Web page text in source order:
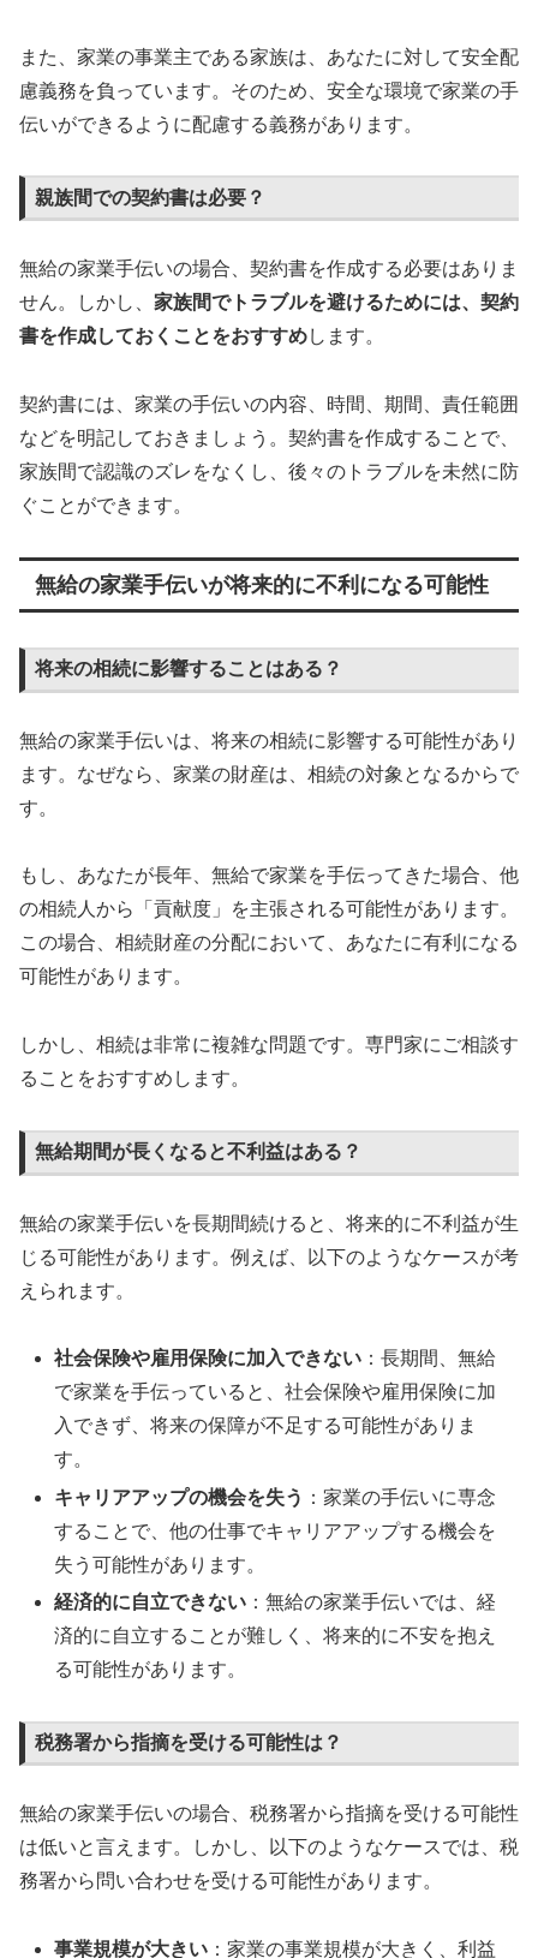
また、家業の事業主である家族は、あなたに対して安全配
慮義務を負っています。そのため、安全な環境で家業の手
伝いができるように配慮する義務があります。
親族間での契約書は必要？
無給の家業手伝いの場合、契約書を作成する必要はありま
せん。しかし、 家族間でトラブルを避けるためには、契約
書を作成しておくことをおすすめします。
契約書には、家業の手伝いの内容、時間、期間、責任範囲
などを明記しておきましょう。契約書を作成することで、
家族間で認識のズレをなくし、後々のトラブルを未然に防
ぐことができます。
無給の家業手伝いが将来的に不利になる可能性
将来の相続に影響することはある？
無給の家業手伝いは、将来の相続に影響する可能性があり
ます。なぜなら、家業の財産は、相続の対象となるからで
す。
もし、あなたが長年、無給で家業を手伝ってきた場合、他
の相続人から「貢献度」を主張される可能性があります。
この場合、相続財産の分配において、あなたに有利になる
可能性があります。
しかし、相続は非常に複雑な問題です。専門家にご相談す
ることをおすすめします。
無給期間が長くなると不利益はある？
無給の家業手伝いを長期間続けると、将来的に不利益が生
じる可能性があります。例えば、以下のようなケースが考
えられます。
社会保険や雇用保険に加入できない ：長期間、無給
で家業を手伝っていると、社会保険や雇用保険に加
入できず、将来の保障が不足する可能性がありま
す。
キャリアアップの機会を失う ：家業の手伝いに専念
することで、他の仕事でキャリアアップする機会を
失う可能性があります。
経済的に自立できない ：無給の家業手伝いでは、経
済的に自立することが難しく、将来的に不安を抱え
る可能性があります。
税務署から指摘を受ける可能性は？
無給の家業手伝いの場合、税務署から指摘を受ける可能性
は低いと言えます。しかし、以下のようなケースでは、税
務署から問い合わせを受ける可能性があります。
事業規模が大きい ：家業の事業規模が大きく、利益